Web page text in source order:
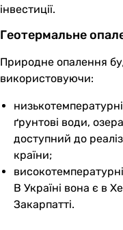
інвестиції.
Геотермальне
Природне опалення
використовуючи:
ґрунтові води,
доступний до
країни;
В Україні вона є в
Закарпатті.